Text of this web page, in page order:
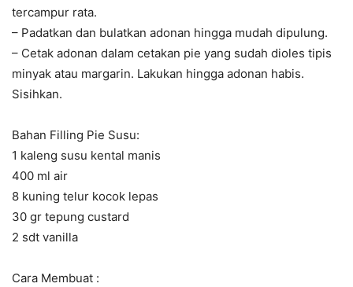
tercampur rata.
– Padatkan dan bulatkan adonan hingga mudah dipulung.
– Cetak adonan dalam cetakan pie yang sudah dioles tipis
minyak atau margarin. Lakukan hingga adonan habis.
Sisihkan.
Bahan Filling Pie Susu:
1 kaleng susu kental manis
400 ml air
8 kuning telur kocok lepas
30 gr tepung custard
2 sdt vanilla
Cara Membuat :